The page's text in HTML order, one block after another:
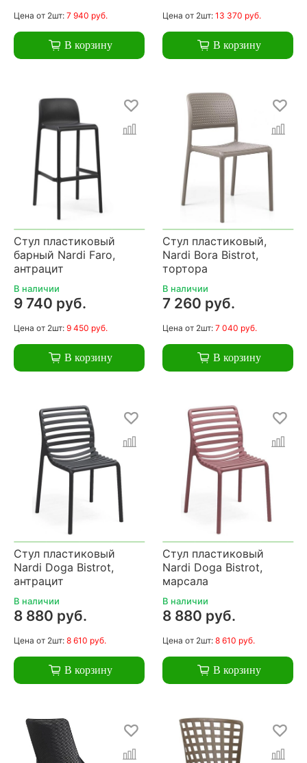
Цена от 2шт: 7 940 руб.
В корзину
Цена от 2шт: 13 370 руб.
В корзину
Стул пластиковый
барный Nardi Faro,
антрацит
В наличии
9 740 руб.
Цена от 2шт: 9 450 руб.
В корзину
Стул пластиковый,
Nardi Bora Bistrot,
тортора
В наличии
7 260 руб.
Цена от 2шт: 7 040 руб.
В корзину
Стул пластиковый
Nardi Doga Bistrot,
антрацит
В наличии
8 880 руб.
Цена от 2шт: 8 610 руб.
В корзину
Стул пластиковый
Nardi Doga Bistrot,
марсала
В наличии
8 880 руб.
Цена от 2шт: 8 610 руб.
В корзину